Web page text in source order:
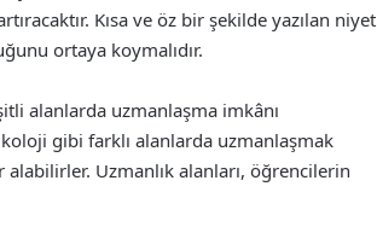
Kısa ve öz bir şekilde yazılan niyet
ortaya koymalıdır.
alanlarda uzmanlaşma imkânı
gibi farklı alanlarda uzmanlaşmak
Uzmanlık alanları, öğrencilerin